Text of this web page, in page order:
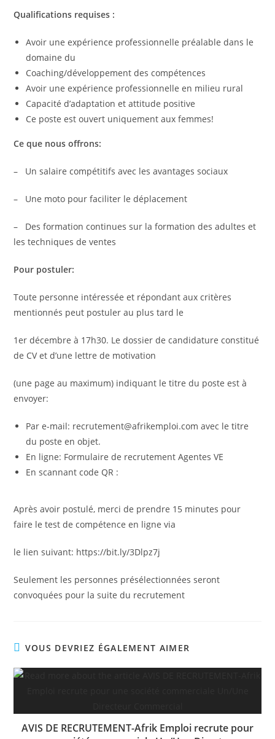
Qualifications requises :
Avoir une expérience professionnelle préalable dans le
domaine du
Coaching/développement des compétences
Avoir une expérience professionnelle en milieu rural
Capacité d’adaptation et attitude positive
Ce poste est ouvert uniquement aux femmes!
Ce que nous offrons:
– Un salaire compétitifs avec les avantages sociaux
– Une moto pour faciliter le déplacement
– Des formation continues sur la formation des adultes et
les techniques de ventes
Pour postuler:
Toute personne intéressée et répondant aux critères
mentionnés peut postuler au plus tard le
1er décembre à 17h30. Le dossier de candidature constitué
de CV et d’une lettre de motivation
(une page au maximum) indiquant le titre du poste est à
envoyer:
Par e-mail: recrutement@afrikemploi.com avec le titre
du poste en objet.
En ligne: Formulaire de recrutement Agentes VE
En scannant code QR :
Après avoir postulé, merci de prendre 15 minutes pour
faire le test de compétence en ligne via
le lien suivant: https://bit.ly/3Dlpz7j
Seulement les personnes présélectionnées seront
convoquées pour la suite du recrutement
VOUS DEVRIEZ ÉGALEMENT AIMER
AVIS DE RECRUTEMENT-Afrik Emploi recrute pour